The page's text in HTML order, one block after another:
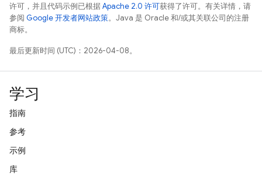
许可，并且代码示例已根据Apache 2.0 许可获得了许可。有关详情，请
参阅 Google 开发者网站政策。Java 是 Oracle 和/或其关联公司的注册
商标。
最后更新时间 (UTC)：2026-04-08。
学习
指南
参考
示例
库